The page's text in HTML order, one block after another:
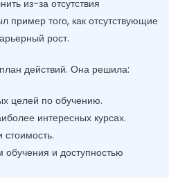
из-за отсутствия
пример того, как отсутствующие
рост.
действий. Она решила:
целей по обучению.
интересных курсах.
и доступностью